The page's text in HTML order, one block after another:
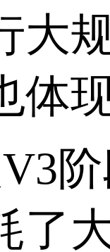
大
体
V3
了